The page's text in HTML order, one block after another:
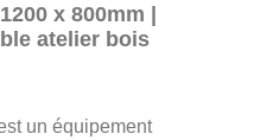
x 800mm |
atelier bois
un équipement